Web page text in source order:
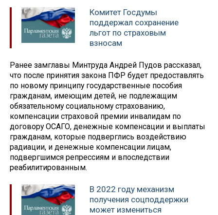
Комитет Госдумы
поддержал сохранение
льгот по страховым
взносам
Ранее замглавы Минтруда Андрей Пудов рассказал,
что после принятия закона ПФР будет предоставлять
по новому принципу государственные пособия
гражданам, имеющим детей, не подлежащим
обязательному социальному страхованию,
компенсации страховой премии инвалидам по
договору ОСАГО, денежные компенсации и выплаты
гражданам, которые подверглись воздействию
радиации, и денежные компенсации лицам,
подвергшимся репрессиям и впоследствии
реабилитированным.
В 2022 году механизм
получения соцподдержки
может измениться